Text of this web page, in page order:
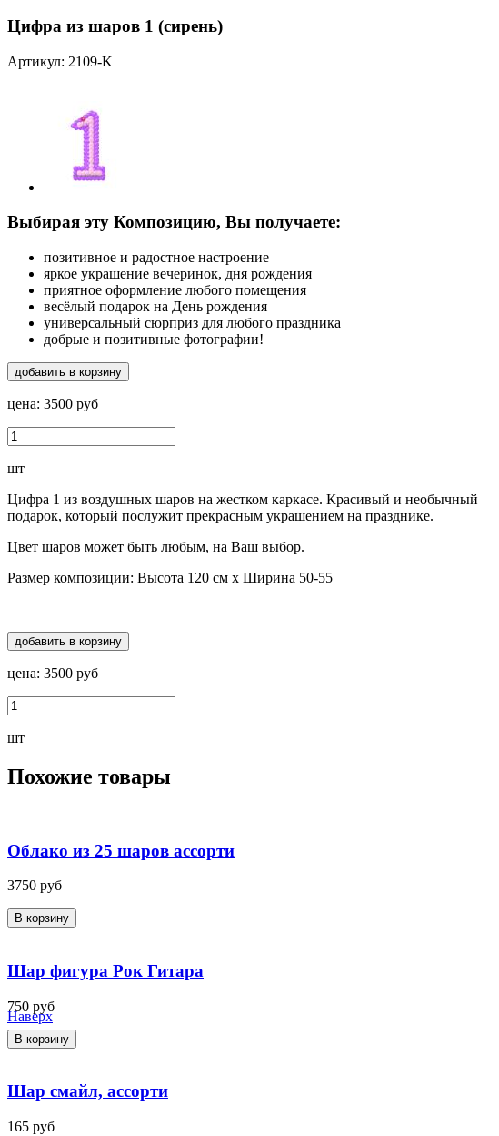
Цифра из шаров 1 (сирень)
Артикул: 2109-K
Выбирая эту Композицию, Вы получаете:
позитивное и радостное настроение
яркое украшение вечеринок, дня рождения
приятное оформление любого помещения
весёлый подарок на День рождения
универсальный сюрприз для любого праздника
добрые и позитивные фотографии!
добавить в корзину
цена: 3500 руб
шт
Цифра 1 из воздушных шаров на жестком каркасе. Красивый и необычный
подарок, который послужит прекрасным украшением на празднике.
Цвет шаров может быть любым, на Ваш выбор.
Размер композиции: Высота 120 см х Ширина 50-55
добавить в корзину
цена: 3500 руб
шт
Похожие товары
Облако из 25 шаров ассорти
3750 руб
В корзину
Шар фигура Рок Гитара
750 руб
В корзину
Шар смайл, ассорти
165 руб
Наверх